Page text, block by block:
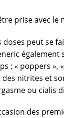
prise avec le
peut se
également
: « poppers »,
nitrites et
ou cialis
des